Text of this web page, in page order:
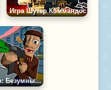
Игра Шутер Коммандос
Игра Шутер: Безумный Город